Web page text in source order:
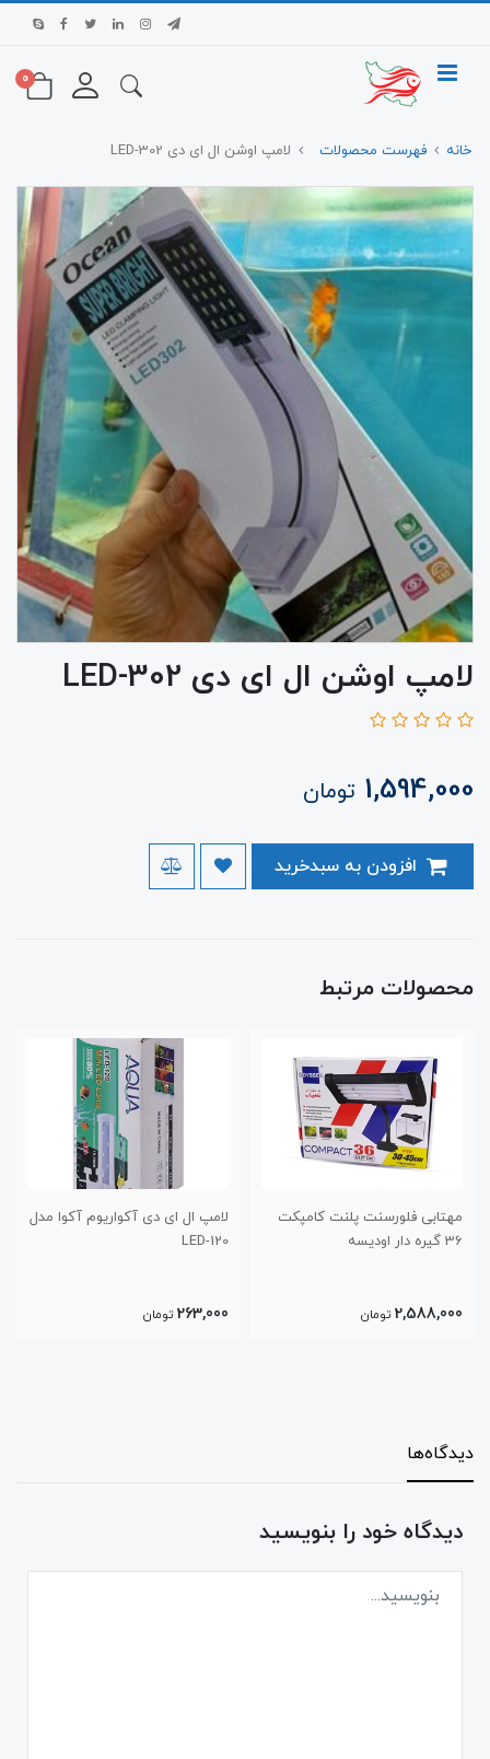
0
خانه فهرست محصولات لامپ اوشن ال ای دی LED-302
لامپ اوشن ال ای دی LED-302
1,594,000 تومان
محصولات مرتبط
لامپ ال ای دی آکواریوم آکوا مدل
LED-120
263,000 تومان
ال ای دی آکواریوم ماهیران MSL-
S400
790,000 تومان
دیدگاه‌ها
دیدگاه خود را بنویسید